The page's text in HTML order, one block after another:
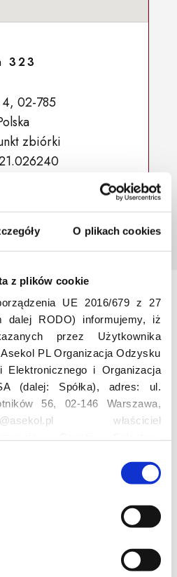
O plikach cookies
z plików cookie
UE 2016/679 z 27
dalej RODO) informujemy, iż
przez Użytkownika
PL Organizacja Odzysku
Elektronicznego i Organizacja
(dalej: Spółka), adres: ul.
56, 02-146 Warszawa,
właściciel
przetwarza następujące dane
imię, nazwisko, adres e-mail,
preferencje Użytkownika,
dane przetwarzane
lokalizacja, identyfikator
korzystania z serwisu, dane
323
4, 02-785
zbiórki
nas
– FREEducation
Elektroodpadów